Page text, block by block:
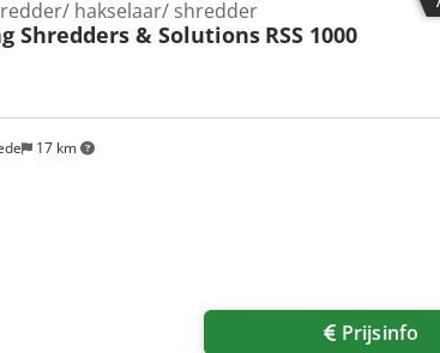
17 km
hakselaar/ shredder
Shredders & Solutions RSS 1000
Prijsinfo